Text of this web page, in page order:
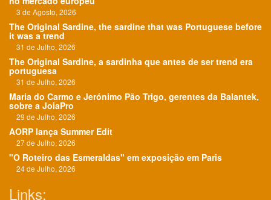
3 de Agosto, 2026
The Original Sardine, the sardine that was Portuguese before
it was a trend
31 de Julho, 2026
The Original Sardine, a sardinha que antes de ser trend era
portuguesa
31 de Julho, 2026
Maria do Carmo e Jerónimo Pão Trigo, gerentes da Balantek,
sobre a JoiaPro
29 de Julho, 2026
AORP lança Summer Edit
27 de Julho, 2026
"O Roteiro das Esmeraldas" em exposição em Paris
24 de Julho, 2026
Links: